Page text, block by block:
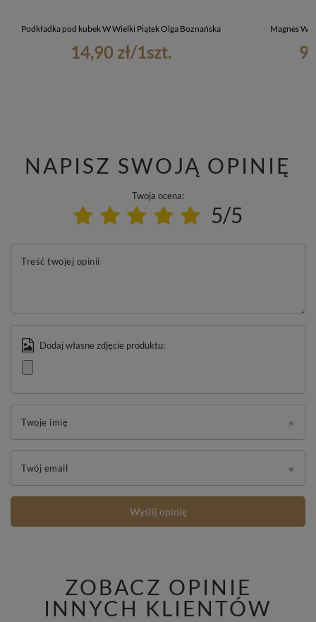
Podkładka pod kubek W Wielki Piątek Olga Boznańska
14,90 zł/1szt.
Magnes W
NAPISZ SWOJĄ OPINIĘ
Twoja ocena:
5/5
Treść twojej opinii
Dodaj własne zdjęcie produktu:
Twoje imię
Twój email
Wyślij opinię
ZOBACZ OPINIE
INNYCH KLIENTÓW